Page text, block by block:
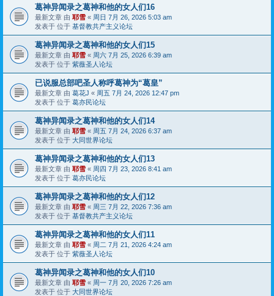
葛神异闻录之葛神和他的女人们16
最新文章 由 耶雪 « 周日 7月 26, 2026 5:03 am
发表于 位于 基督教共产主义论坛
葛神异闻录之葛神和他的女人们15
最新文章 由 耶雪 « 周六 7月 25, 2026 6:39 am
发表于 位于 紫薇圣人论坛
已说服总部吧圣人称呼葛神为“葛皇”
最新文章 由 葛花J « 周五 7月 24, 2026 12:47 pm
发表于 位于 葛亦民论坛
葛神异闻录之葛神和他的女人们14
最新文章 由 耶雪 « 周五 7月 24, 2026 6:37 am
发表于 位于 大同世界论坛
葛神异闻录之葛神和他的女人们13
最新文章 由 耶雪 « 周四 7月 23, 2026 8:41 am
发表于 位于 葛亦民论坛
葛神异闻录之葛神和他的女人们12
最新文章 由 耶雪 « 周三 7月 22, 2026 7:36 am
发表于 位于 基督教共产主义论坛
葛神异闻录之葛神和他的女人们11
最新文章 由 耶雪 « 周二 7月 21, 2026 4:24 am
发表于 位于 紫薇圣人论坛
葛神异闻录之葛神和他的女人们10
最新文章 由 耶雪 « 周一 7月 20, 2026 7:26 am
发表于 位于 大同世界论坛